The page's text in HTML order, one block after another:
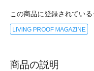
この商品に登録されてい
LIVING PROOF MAGAZINE
商品の説明